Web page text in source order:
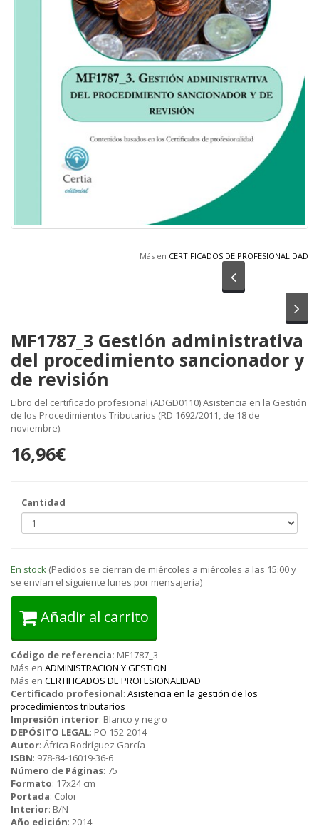
Más en CERTIFICADOS DE PROFESIONALIDAD
Anterior
MF1787_3 Gestión administrativa
del procedimiento sancionador y
de revisión
Libro del certificado profesional (ADGD0110) Asistencia en la Gestión
de los Procedimientos Tributarios (RD 1692/2011, de 18 de
noviembre).
16,96€
Cantidad
En stock (Pedidos se cierran de miércoles a miércoles a las 15:00 y
se envían el siguiente lunes por mensajería)
Añadir al carrito
Código de referencia: MF1787_3
Más en ADMINISTRACION Y GESTION
Más en CERTIFICADOS DE PROFESIONALIDAD
Certificado profesional: Asistencia en la gestión de los
procedimientos tributarios
Impresión interior: Blanco y negro
DEPÓSITO LEGAL: PO 152-2014
Autor: África Rodríguez García
ISBN: 978-84-16019-36-6
Número de Páginas: 75
Formato: 17x24 cm
Portada: Color
Interior: B/N
Año edición: 2014